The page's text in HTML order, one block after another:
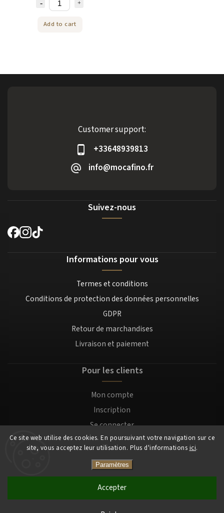
Ce site web utilise des cookies. En poursuivant votre navigation sur ce
site, vous acceptez leur utilisation. Plus d'informations ici.
Paramètres
Accepter
Add to cart
Customer support:
+33648939813
info@mocafino.fr
Suivez-nous
Informations pour vous
Termes et conditions
Conditions de protection des données personnelles
GDPR
Retour de marchandises
Livraison et paiement
Pour les clients
Mon compte
Inscription
Se connecter
Copyright 2026Mocafino.fr